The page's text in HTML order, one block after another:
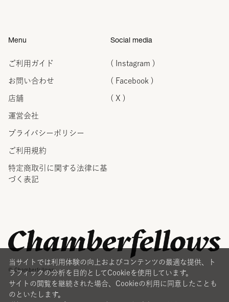
Menu
ご利用ガイド
お問い合わせ
店舗
運営会社
プライバシーポリシー
ご利用規約
特定商取引に関する法律に 基
づく表記
Social media
( Instagram )
( Facebook )
( X )
© Chamberfellows
当サイトでは利用体験の向上およびコンテンツの最適な提供、ト
ラフィックの分析を目的としてCookieを使用しています。
サイトの閲覧を継続された場合、Cookieの利用に同意したことも
のといたします。